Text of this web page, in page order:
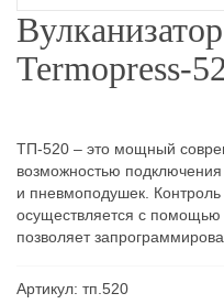
Termopress-
ТП-520 – это мощный
возможностью подключения
и пневмоподушек. Контроль
осуществляется с помощью
позволяет
Артикул: тп.520